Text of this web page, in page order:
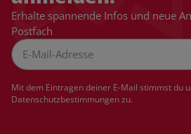
Erhalte spannende Infos und neue
Postfach
Mit dem Eintragen deiner E-Mail stimmst du
Datenschutzbestimmungenzu.